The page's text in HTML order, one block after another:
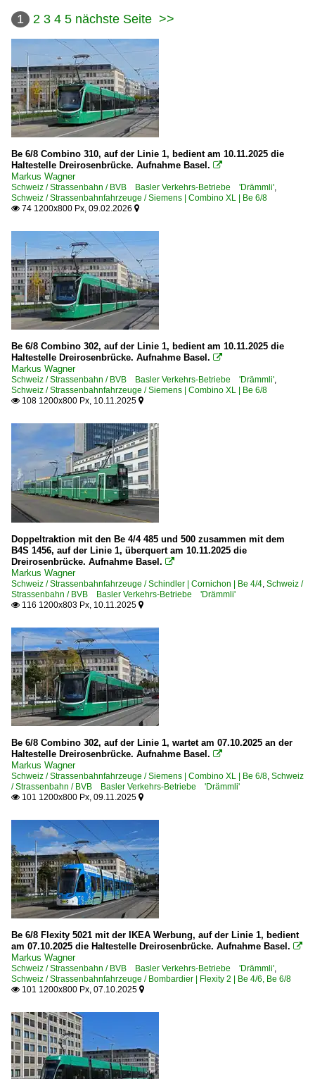
1 2 3 4 5 nächste Seite >>
Be 6/8 Combino 310, auf der Linie 1, bedient am 10.11.2025 die
Haltestelle Dreirosenbrücke. Aufnahme Basel. 
Markus Wagner
Schweiz / Strassenbahn / BVB Basler Verkehrs-Betriebe 'Drämmli',
Schweiz / Strassenbahnfahrzeuge / Siemens | Combino XL | Be 6/8
 74 1200x800 Px, 09.02.2026 
Be 6/8 Combino 302, auf der Linie 1, bedient am 10.11.2025 die
Haltestelle Dreirosenbrücke. Aufnahme Basel. 
Markus Wagner
Schweiz / Strassenbahn / BVB Basler Verkehrs-Betriebe 'Drämmli',
Schweiz / Strassenbahnfahrzeuge / Siemens | Combino XL | Be 6/8
 108 1200x800 Px, 10.11.2025 
Doppeltraktion mit den Be 4/4 485 und 500 zusammen mit dem
B4S 1456, auf der Linie 1, überquert am 10.11.2025 die
Dreirosenbrücke. Aufnahme Basel. 
Markus Wagner
Schweiz / Strassenbahnfahrzeuge / Schindler | Cornichon | Be 4/4, Schweiz /
Strassenbahn / BVB Basler Verkehrs-Betriebe 'Drämmli'
 116 1200x803 Px, 10.11.2025 
Be 6/8 Combino 302, auf der Linie 1, wartet am 07.10.2025 an der
Haltestelle Dreirosenbrücke. Aufnahme Basel. 
Markus Wagner
Schweiz / Strassenbahnfahrzeuge / Siemens | Combino XL | Be 6/8, Schweiz
/ Strassenbahn / BVB Basler Verkehrs-Betriebe 'Drämmli'
 101 1200x800 Px, 09.11.2025 
Be 6/8 Flexity 5021 mit der IKEA Werbung, auf der Linie 1, bedient
am 07.10.2025 die Haltestelle Dreirosenbrücke. Aufnahme Basel. 
Markus Wagner
Schweiz / Strassenbahn / BVB Basler Verkehrs-Betriebe 'Drämmli',
Schweiz / Strassenbahnfahrzeuge / Bombardier | Flexity 2 | Be 4/6, Be 6/8
 101 1200x800 Px, 07.10.2025 